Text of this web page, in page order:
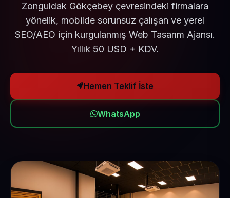
Zonguldak Gökçebey çevresindeki firmalara
yönelik, mobilde sorunsuz çalışan ve yerel
SEO/AEO için kurgulanmış Web Tasarım Ajansı.
Yıllık 50 USD + KDV.
Hemen Teklif İste
WhatsApp